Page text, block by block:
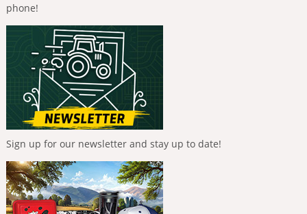
phone!
Sign up for our newsletter and stay up to date!